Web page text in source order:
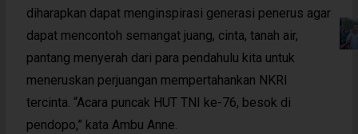
diharapkan dapat menginspirasi generasi penerus agar
dapat mencontoh semangat juang, cinta, tanah air,
pantang menyerah dari para pendahulu kita untuk
meneruskan perjuangan mempertahankan NKRI
tercinta. “Acara puncak HUT TNI ke-76, besok di
pendopo,” kata Ambu Anne.